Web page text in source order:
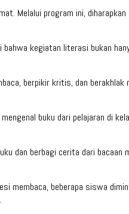
Melalui program ini,
kegiatan literasi bukan
berpikir kritis, dan berakhlak
buku dari pelajaran di
berbagi cerita dari bacaan
membaca, beberapa siswa